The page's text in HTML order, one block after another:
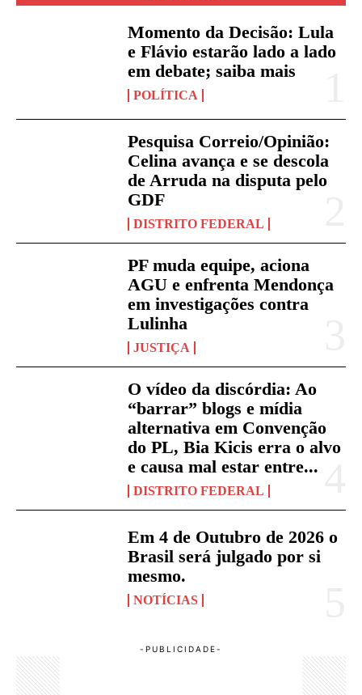
Momento da Decisão: Lula
e Flávio estarão lado a lado
em debate; saiba mais
POLÍTICA
Pesquisa Correio/Opinião:
Celina avança e se descola
de Arruda na disputa pelo
GDF
DISTRITO FEDERAL
PF muda equipe, aciona
AGU e enfrenta Mendonça
em investigações contra
Lulinha
JUSTIÇA
O vídeo da discórdia: Ao
“barrar” blogs e mídia
alternativa em Convenção
do PL, Bia Kicis erra o alvo
e causa mal estar entre...
DISTRITO FEDERAL
Em 4 de Outubro de 2026 o
Brasil será julgado por si
mesmo.
NOTÍCIAS